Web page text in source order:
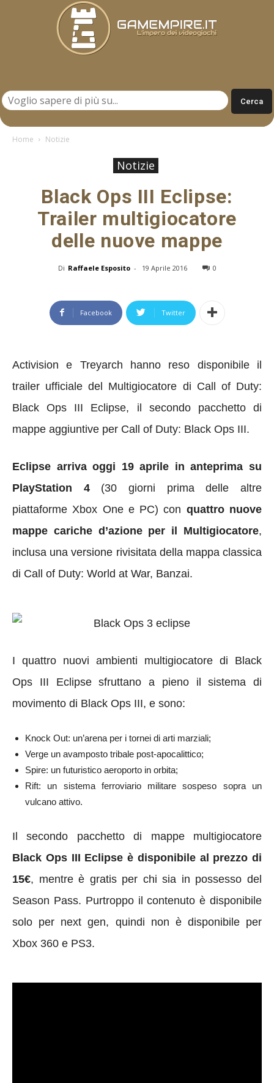
Home Notizie
Notizie
Black Ops III Eclipse:
Trailer multigiocatore
delle nuove mappe
Di Raffaele Esposito - 19 Aprile 2016 0
Facebook Twitter
Activision e Treyarch hanno reso disponibile il
trailer ufficiale del Multigiocatore di Call of Duty:
Black Ops III Eclipse, il secondo pacchetto di
mappe aggiuntive per Call of Duty: Black Ops III.
Eclipse arriva oggi 19 aprile in anteprima su
PlayStation 4(30 giorni prima delle altre
piattaforme Xbox One e PC) con quattro nuove
mappe cariche d’azione per il Multigiocatore,
inclusa una versione rivisitata della mappa classica
di Call of Duty: World at War, Banzai.
I quattro nuovi ambienti multigiocatore di Black
Ops III Eclipse sfruttano a pieno il sistema di
movimento di Black Ops III, e sono:
Knock Out: un’arena per i tornei di arti marziali;
Verge un avamposto tribale post-apocalittico;
Spire: un futuristico aeroporto in orbita;
Rift: un sistema ferroviario militare sospeso sopra un
vulcano attivo.
Il secondo pacchetto di mappe multigiocatore
Black Ops III Eclipse è disponibile al prezzo di
15€, mentre è gratis per chi sia in possesso del
Season Pass. Purtroppo il contenuto è disponibile
solo per next gen, quindi non è disponibile per
Xbox 360 e PS3.